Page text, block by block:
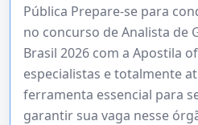
Pública Prepare-se para
no concurso de Analista de
Brasil 2026 com a Apostila
especialistas e totalmente
ferramenta essencial para
garantir sua vaga nesse